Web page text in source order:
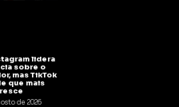
lidera
sobre o
mas TikTok
que mais
de 2026